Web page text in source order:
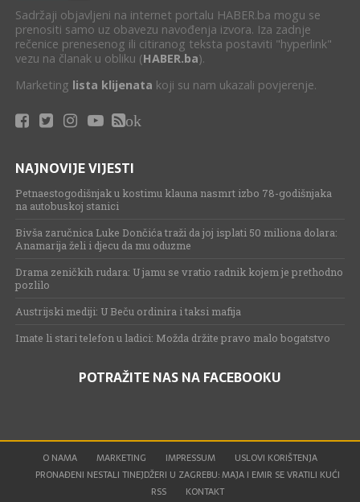
Sadržaji objavljeni na internet portalu HABER.ba mogu se
prenositi samo uz obavezu navođenja izvora. Iza zadnje
rečenice prenesenog ili citiranog teksta postaviti "hyperlink"
vezu na članak u obliku (HABER.ba).
Marketing lista klijenata koji su nam ukazali povjerenje.
ok
NAJNOVIJE VIJESTI
Petnaestogodišnjak u kostimu klauna nasmrt izbo 78-godišnjaka
na autobuskoj stanici
Bivša zaručnica Luke Dončića traži da joj isplati 50 miliona dolara:
Anamarija želi i djecu da mu oduzme
Drama zeničkih rudara: U jamu se vratio radnik kojem je prethodno
pozlilo
Austrijski mediji: U Beču ordinira i taksi mafija
Imate li stari telefon u ladici: Možda držite pravo malo bogatstvo
POTRAŽITE NAS NA FACEBOOKU
O NAMA MARKETING IMPRESSUM
USLOVI KORIŠTENJA
PRONAĐENI NESTALI TINEJDŽERI U ZAGREBU: MAJA I EMIR SE VRATILI KUĆI
RSS
KONTAKT